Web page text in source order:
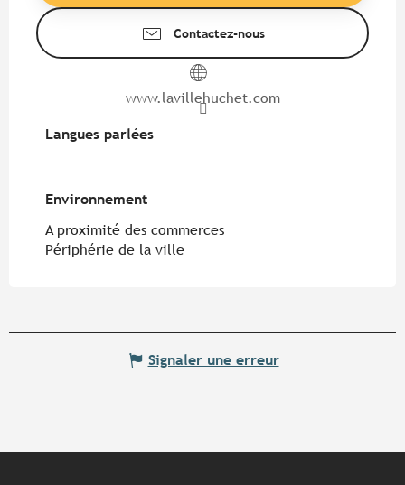
Contactez-nous
www.lavillehuchet.com
Langues parlées
Langues parlées
Environnement
Environnement
A proximité des commerces
Périphérie de la ville
Signaler une erreur